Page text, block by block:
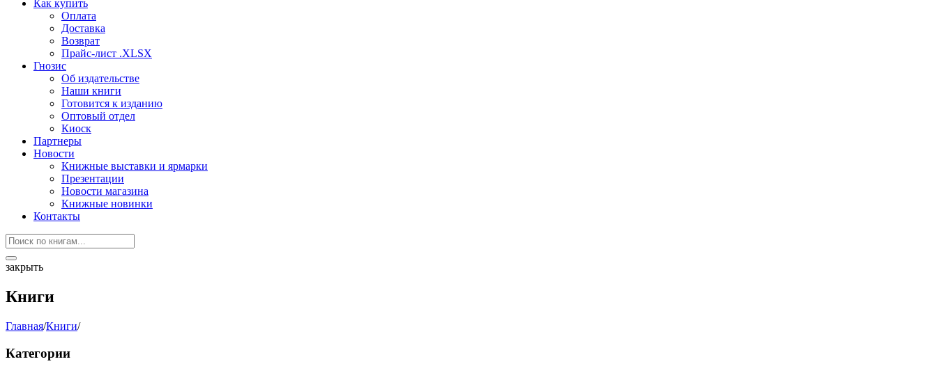
Как купить
Оплата
Доставка
Возврат
Прайс-лист .XLSX
Гнозис
Об издательстве
Наши книги
Готовится к изданию
Оптовый отдел
Киоск
Партнеры
Новости
Книжные выставки и ярмарки
Презентации
Новости магазина
Книжные новинки
Контакты
закрыть
Книги
Главная/Книги/
Категории